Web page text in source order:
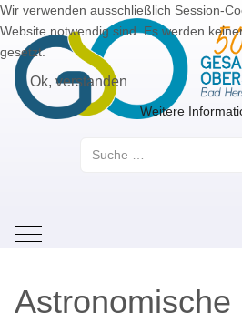
Mobile Menu Toggle
Astronomische
Wir verwenden ausschließlich Session-
Website notwendig sind. Es werden
gesetzt.
Ok, verstanden
Weitere